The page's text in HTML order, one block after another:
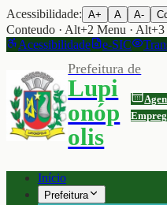
Acessibilidade: A+ A A-
Conteudo · Alt+2 Menu ·
Acessibilidade
e-SIC
Prefeitura de
Lupi
onóp
olis
Início
Prefeitura